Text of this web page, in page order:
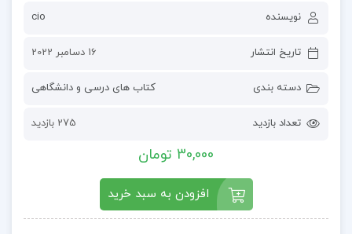
نویسنده cio
تاریخ انتشار 16 دسامبر 2022
دسته بندی کتاب های درسی و دانشگاهی
تعداد بازدید 275 بازدید
30,000 تومان
افزودن به سبد خرید